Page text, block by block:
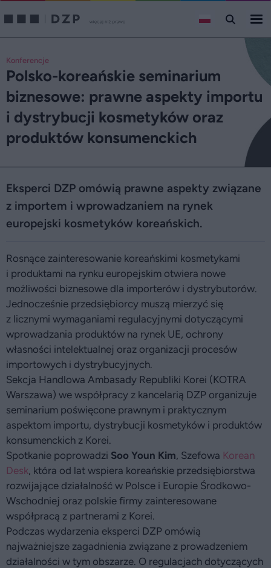
Konferencje
Polsko-koreańskie seminarium
biznesowe: prawne aspekty importu
i dystrybucji kosmetyków oraz
produktów konsumenckich
Eksperci DZP omówią prawne aspekty związane
z importem i wprowadzaniem na rynek
europejski kosmetyków koreańskich.
Rosnące zainteresowanie koreańskimi kosmetykami
i produktami na rynku europejskim otwiera nowe
możliwości biznesowe dla importerów i dystrybutorów.
Jednocześnie przedsiębiorcy muszą mierzyć się
z licznymi wymaganiami regulacyjnymi dotyczącymi
wprowadzania produktów na rynek UE, ochrony
własności intelektualnej oraz organizacji procesów
importowych i dystrybucyjnych.
Sekcja Handlowa Ambasady Republiki Korei (KOTRA
Warszawa) we współpracy z kancelarią DZP organizuje
seminarium poświęcone prawnym i praktycznym
aspektom importu, dystrybucji kosmetyków i produktów
konsumenckich z Korei.
Spotkanie poprowadzi Soo Youn Kim, Szefowa Korean
Desk, która od lat wspiera koreańskie przedsiębiorstwa
rozwijające działalność w Polsce i Europie Środkowo-
Wschodniej oraz polskie firmy zainteresowane
współpracą z partnerami z Korei.
Podczas wydarzenia eksperci DZP omówią
najważniejsze zagadnienia związane z prowadzeniem
działalności w tym obszarze. O regulacjach dotyczących